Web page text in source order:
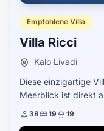
Empfohlene Villa
Villa Ricci
Kalo Livadi
Diese einzigartige
Meerblick ist direkt
1-3 Gehminuten
38 19 19